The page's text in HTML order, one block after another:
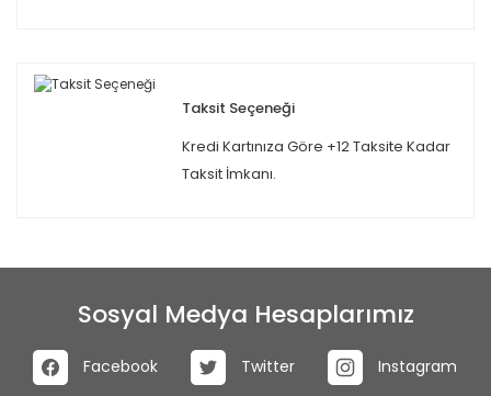
Taksit Seçeneği
Kredi Kartınıza Göre +12 Taksite Kadar
Taksit İmkanı.
Sosyal Medya Hesaplarımız
Facebook Twitter Instagram